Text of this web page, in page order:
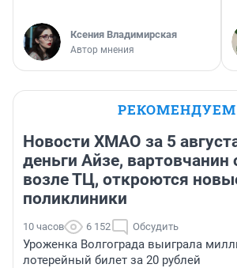
Ксения Владимирская
Автор мнения
РЕКОМЕНДУЕМ
Новости ХМАО за 5
деньги Айзе, вартовчанин
возле ТЦ, откроются
поликлиники
10 часов 6 152 Обсудить
Уроженка Волгограда выиграла
лотерейный билет за 20 рублей